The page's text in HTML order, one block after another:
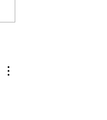
terčom sú aj